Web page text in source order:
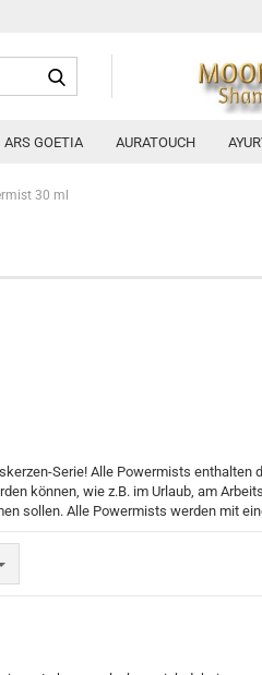
ARS GOETIA AURATOUCH
30 ml
Serie! Alle Powermists enthalten
können, wie z.B. im Urlaub, am
sollen. Alle Powermists werden mit